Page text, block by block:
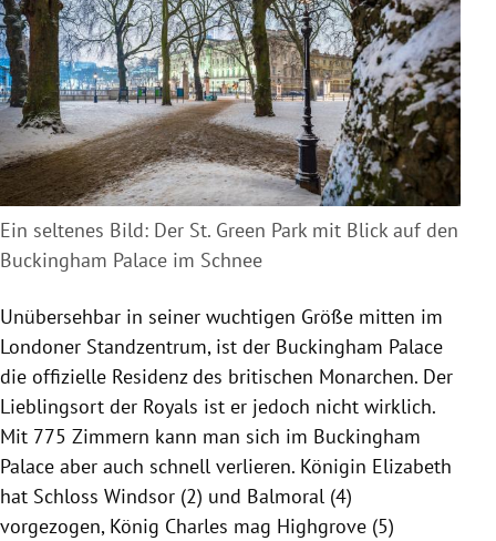
Ein seltenes Bild: Der St. Green Park mit Blick auf den
Buckingham Palace im Schnee
Unübersehbar in seiner wuchtigen Größe mitten im
Londoner Standzentrum, ist der Buckingham Palace
die offizielle Residenz des britischen Monarchen. Der
Lieblingsort der Royals ist er jedoch nicht wirklich.
Mit 775 Zimmern kann man sich im Buckingham
Palace aber auch schnell verlieren. Königin Elizabeth
hat Schloss Windsor (2) und Balmoral (4)
vorgezogen, König Charles mag Highgrove (5)